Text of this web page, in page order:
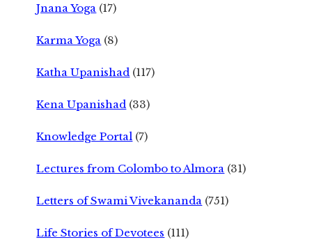
Jnana Yoga (17)
Karma Yoga (8)
Katha Upanishad (117)
Kena Upanishad (33)
Knowledge Portal (7)
Lectures from Colombo to Almora (31)
Letters of Swami Vivekananda (751)
Life Stories of Devotees (111)